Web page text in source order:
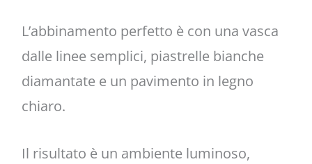
L’abbinamento perfetto è con una vasca
dalle linee semplici, piastrelle bianche
diamantate e un pavimento in legno
chiaro.
Il risultato è un ambiente luminoso,